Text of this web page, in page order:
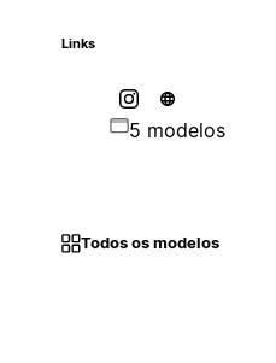
Links
5 modelos
Todos os modelos